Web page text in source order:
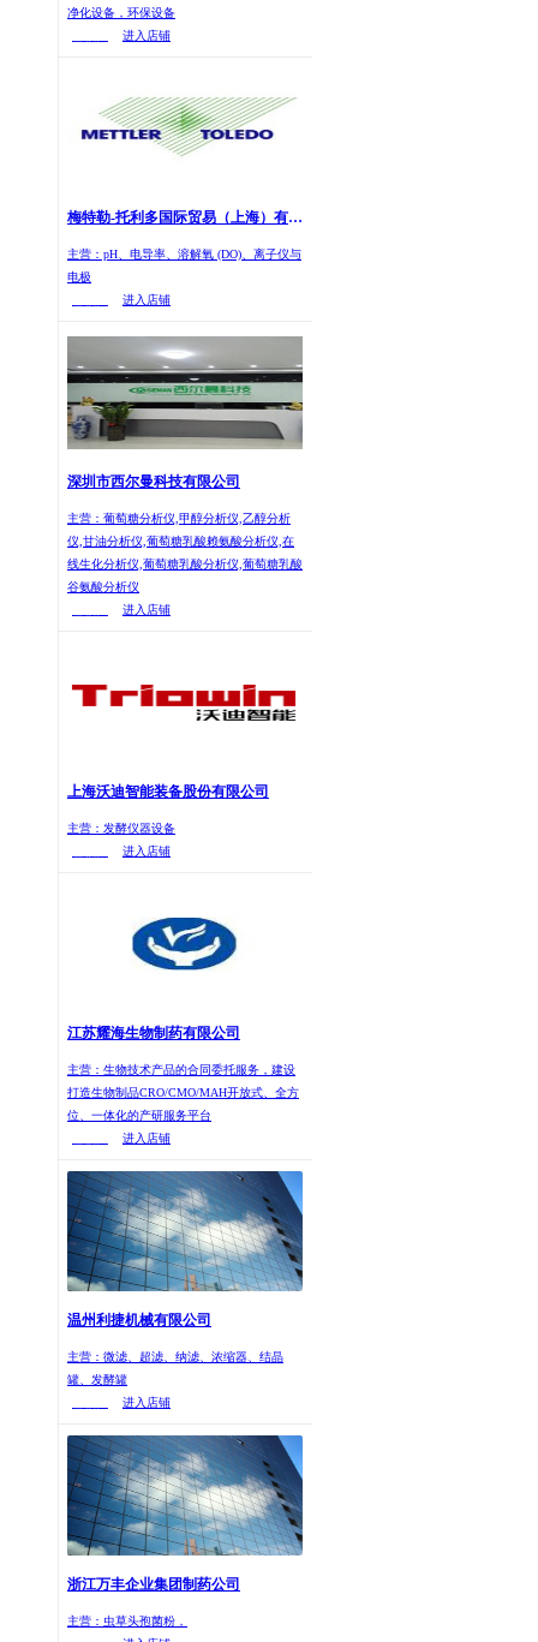
净化设备，环保设备
进入店铺
梅特勒-托利多国际贸易（上海）有限公司
主营：pH、电导率、溶解氧 (DO)、离子仪与
电极
进入店铺
深圳市西尔曼科技有限公司
主营：葡萄糖分析仪,甲醇分析仪,乙醇分析
仪,甘油分析仪,葡萄糖乳酸赖氨酸分析仪,在
线生化分析仪,葡萄糖乳酸分析仪,葡萄糖乳酸
谷氨酸分析仪
进入店铺
上海沃迪智能装备股份有限公司
主营：发酵仪器设备
进入店铺
江苏耀海生物制药有限公司
主营：生物技术产品的合同委托服务，建设
打造生物制品CRO/CMO/MAH开放式、全方
位、一体化的产研服务平台
进入店铺
温州利捷机械有限公司
主营：微滤、超滤、纳滤、浓缩器、结晶
罐、发酵罐
进入店铺
浙江万丰企业集团制药公司
主营：虫草头孢菌粉，